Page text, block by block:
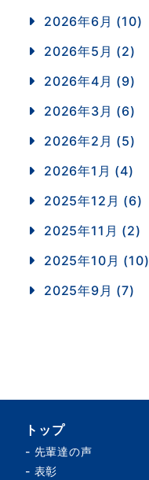
2026年6月 (10)
2026年5月 (2)
2026年4月 (9)
2026年3月 (6)
2026年2月 (5)
2026年1月 (4)
2025年12月 (6)
2025年11月 (2)
2025年10月 (10)
2025年9月 (7)
トップ
- 先輩達の声
- 表彰